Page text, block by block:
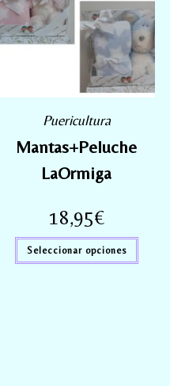
Puericultura
Mantas+Peluche
LaOrmiga
18,95€
Seleccionar opciones